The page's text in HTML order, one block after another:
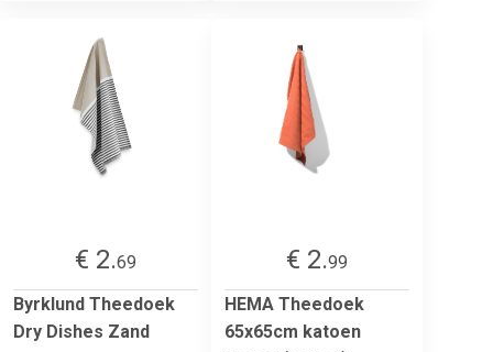
€ 2.69
Byrklund Theedoek
Dry Dishes Zand
€ 2.99
HEMA Theedoek
65x65cm katoen